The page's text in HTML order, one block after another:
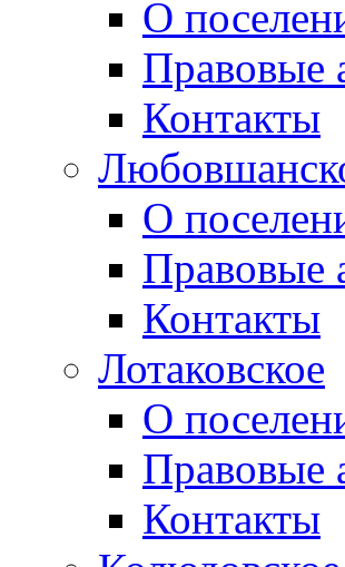
О
Правовые
Контакты
О
Правовые
Контакты
Лотаковское
О
Правовые
Контакты